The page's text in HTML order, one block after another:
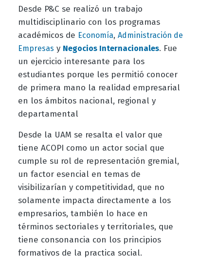
Desde P&C se realizó un trabajo
multidisciplinario con los programas
académicos de Economía, Administración de
Empresas y Negocios Internacionales. Fue
un ejercicio interesante para los
estudiantes porque les permitió conocer
de primera mano la realidad empresarial
en los ámbitos nacional, regional y
departamental
Desde la UAM se resalta el valor que
tiene ACOPI como un actor social que
cumple su rol de representación gremial,
un factor esencial en temas de
visibilizarían y competitividad, que no
solamente impacta directamente a los
empresarios, también lo hace en
términos sectoriales y territoriales, que
tiene consonancia con los principios
formativos de la practica social.